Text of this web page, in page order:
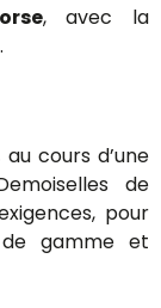
, avec la
cours d’une
de
pour
gamme et